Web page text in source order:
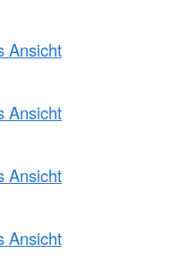
Ansicht
Ansicht
Ansicht
Ansicht